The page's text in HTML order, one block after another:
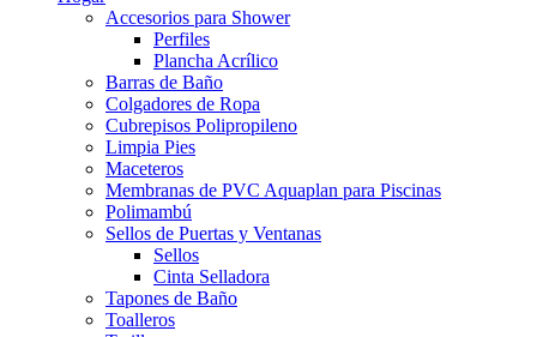
Accesorios para Shower
Perfiles
Plancha Acrílico
Barras de Baño
Colgadores de Ropa
Cubrepisos Polipropileno
Limpia Pies
Maceteros
Membranas de PVC Aquaplan para Piscinas
Polimambú
Sellos de Puertas y Ventanas
Sellos
Cinta Selladora
Tapones de Baño
Toalleros